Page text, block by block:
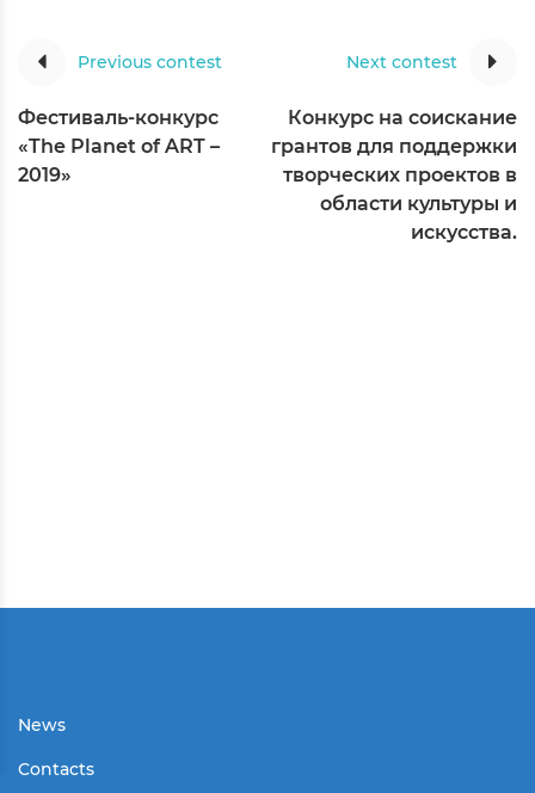
Previous contest
Фестиваль-конкурс
«The Planet of ART –
2019»
Next contest
Конкурс на соискание
грантов для поддержки
творческих проектов в
области культуры и
искусства.
News
Contacts